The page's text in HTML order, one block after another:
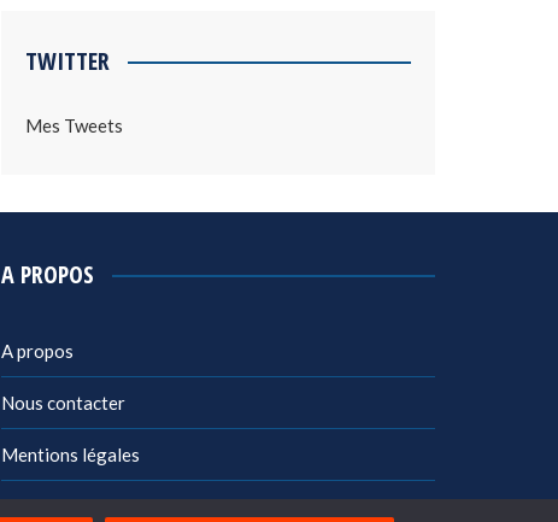
TWITTER
Mes Tweets
A PROPOS
A propos
Nous contacter
Mentions légales
Politique de confidentialité